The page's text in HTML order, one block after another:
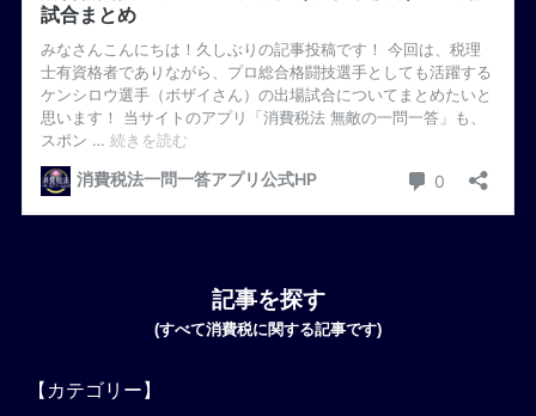
記事を探す
(すべて消費税に関する記事です)
【カテゴリー】